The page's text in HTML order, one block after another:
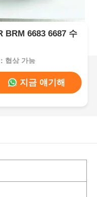
BRM 6683 6687 수
협상 가능
지금 얘기해